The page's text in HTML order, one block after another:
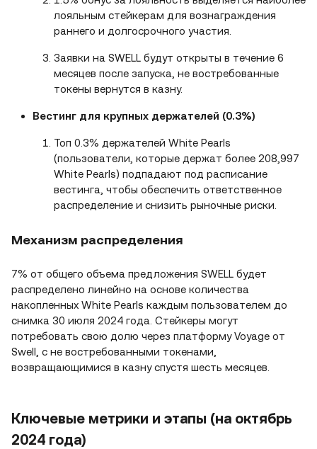
лояльным стейкерам для вознаграждения
раннего и долгосрочного участия.
Заявки на SWELL будут открыты в течение 6
месяцев после запуска, не востребованные
токены вернутся в казну.
Вестинг для крупных держателей (0.3%)
Топ 0.3% держателей White Pearls
(пользователи, которые держат более 208,997
White Pearls) подпадают под расписание
вестинга, чтобы обеспечить ответственное
распределение и снизить рыночные риски.
Механизм распределения
7% от общего объема предложения SWELL будет
распределено линейно на основе количества
накопленных White Pearls каждым пользователем до
снимка 30 июля 2024 года. Стейкеры могут
потребовать свою долю через платформу Voyage от
Swell, с не востребованными токенами,
возвращающимися в казну спустя шесть месяцев.
Ключевые метрики и этапы (на октябрь
2024 года)